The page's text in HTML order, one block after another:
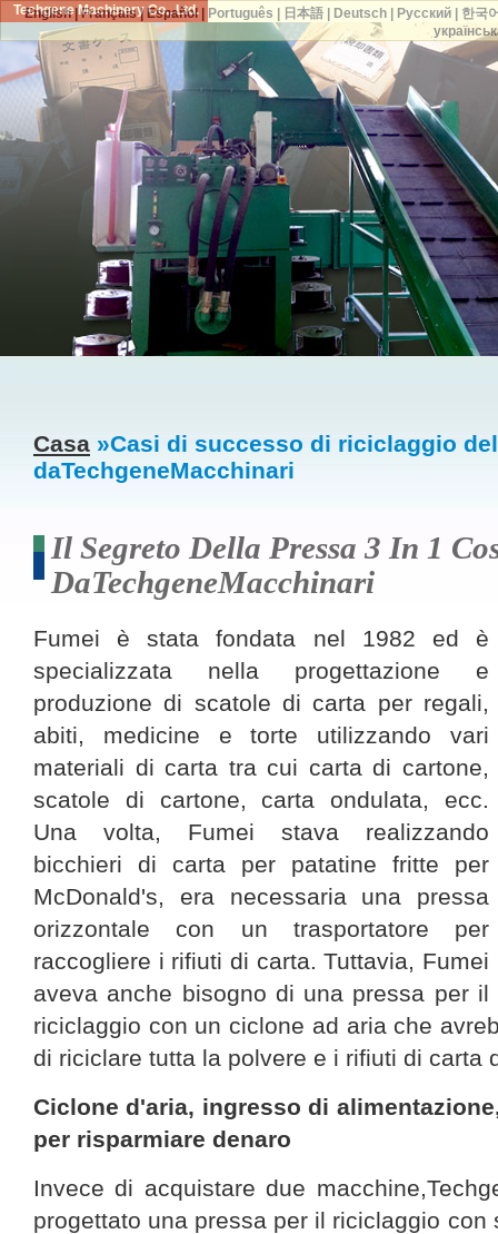
Techgene Machinery Co., Ltd.
Casa »Casi di successo di riciclaggio
daTechgeneMacchinari
Il Segreto Della Pressa 3 In 1
DaTechgeneMacchinari
Fumei è stata fondata nel 1982 ed è
specializzata nella progettazione e
produzione di scatole di carta per regali,
abiti, medicine e torte utilizzando vari
materiali di carta tra cui carta di cartone,
scatole di cartone, carta ondulata, ecc.
Una volta, Fumei stava realizzando
bicchieri di carta per patatine fritte per
McDonald's, era necessaria una pressa
orizzontale con un trasportatore per
raccogliere i rifiuti di carta. Tuttavia, Fumei
aveva anche bisogno di una pressa per il
riciclaggio con un ciclone ad aria che
di riciclare tutta la polvere e i rifiuti di carta
Ciclone d'aria, ingresso di
per risparmiare denaro
Invece di acquistare due
progettato una pressa per il riciclaggio
English|Français| Español| Português 日本語| Deutsch| Русский|
한국